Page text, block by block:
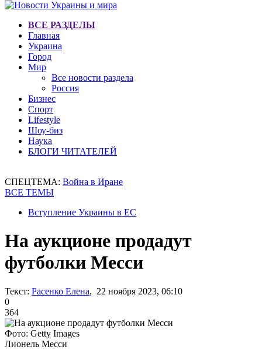
ВСЕ РАЗДЕЛЫ
Главная
Украина
Город
Мир
Все новости раздела
Россия
Бизнес
Спорт
Lifestyle
Шоу-биз
Наука
БЛОГИ ЧИТАТЕЛЕЙ
СПЕЦТЕМА: Война в Иране
ВСЕ ТЕМЫ
Вступление Украины в ЕС
На аукционе продадут
футболки Месси
Текст: Расенко Елена, 22 ноября 2023, 06:10
0
364
Фото: Getty Images
Лионель Месси